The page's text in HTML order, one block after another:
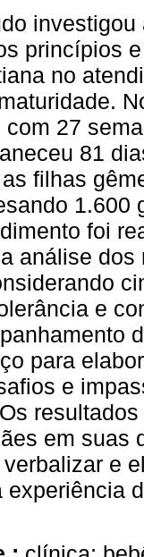
investigou
princípios
no
27
81
filhas
1.600
foi
análise
e
para
e
em suas
e
experiência